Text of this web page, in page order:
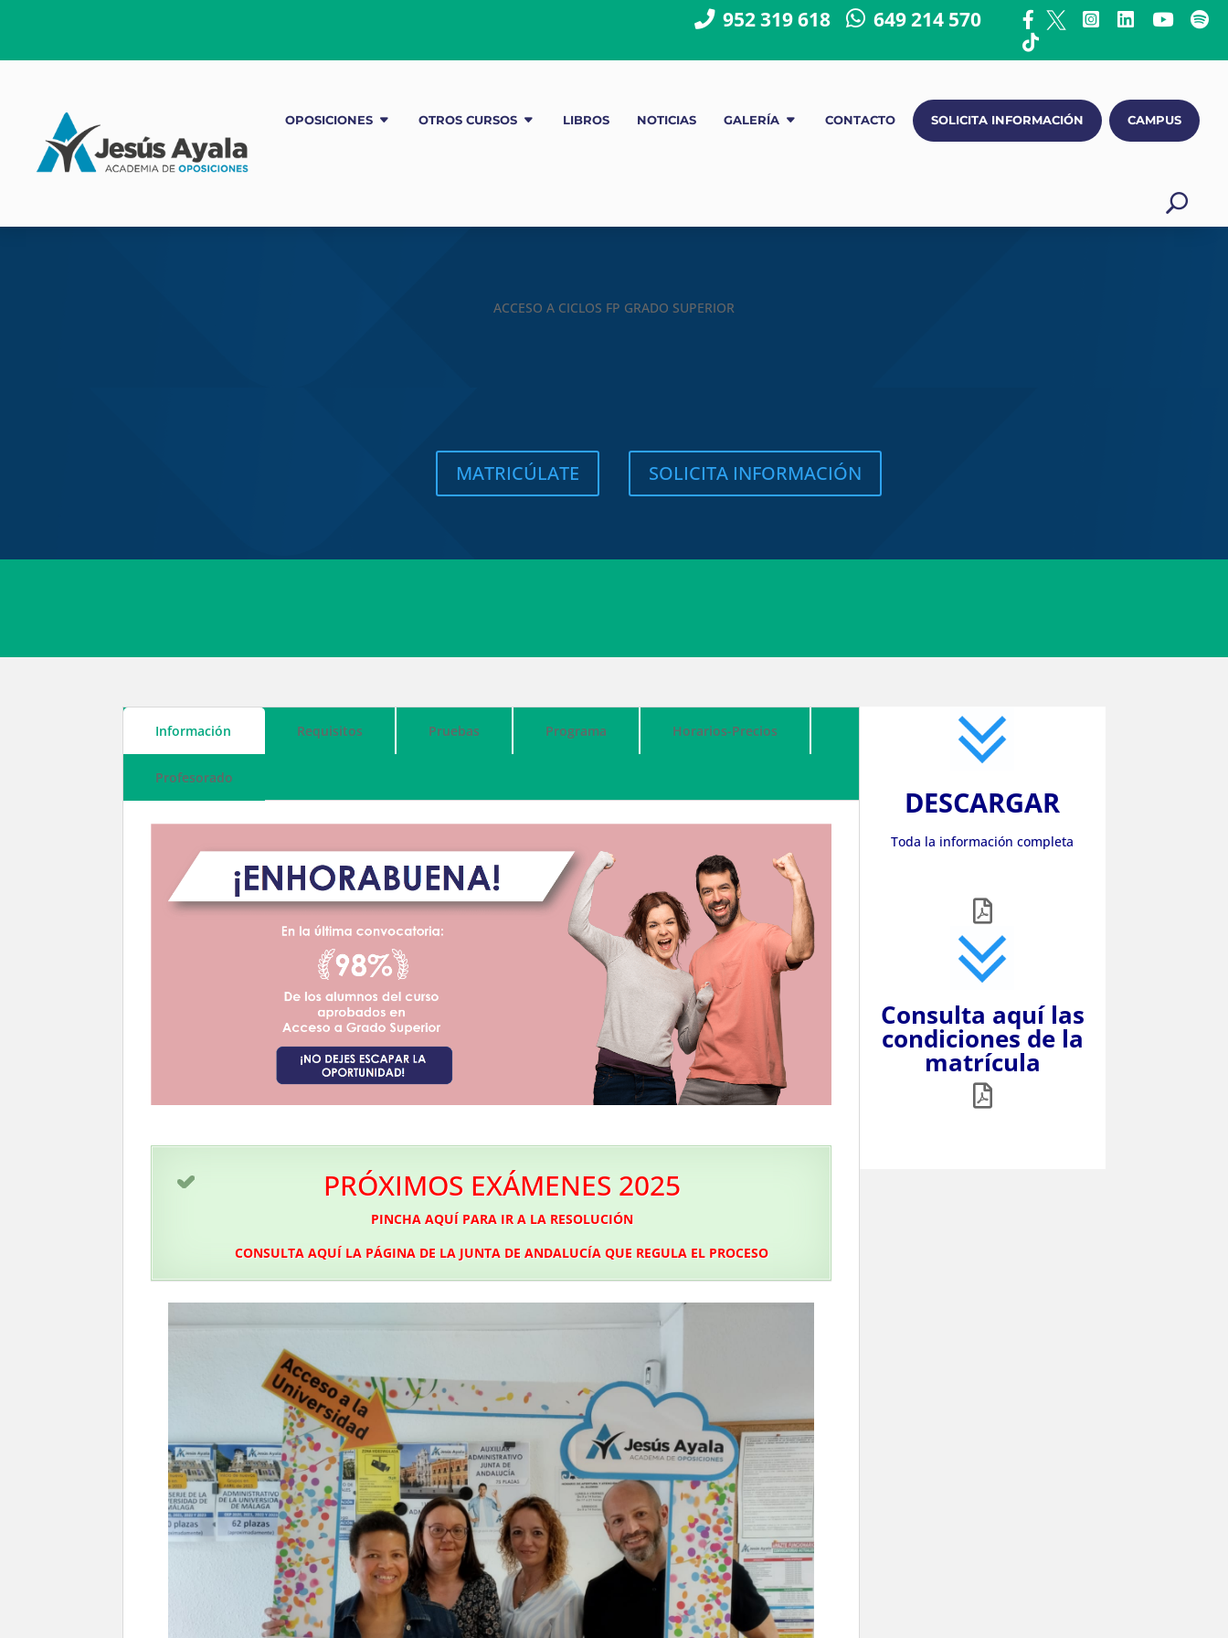
952 319 618 649 214 570
OPOSICIONES OTROS CURSOS LIBROS NOTICIAS GALERÍA CONTACTO SOLICITA INFORMACIÓN CAMPUS
ACCESO A CICLOS FP GRADO SUPERIOR
MATRICÚLATE SOLICITA INFORMACIÓN
Información Requisitos Pruebas Programa Horarios-Precios
Profesorado
PRÓXIMOS EXÁMENES 2025
PINCHA AQUÍ PARA IR A LA RESOLUCIÓN
CONSULTA AQUÍ LA PÁGINA DE LA JUNTA DE ANDALUCÍA QUE REGULA EL PROCESO
DESCARGAR
Toda la información completa
Consulta aquí las
condiciones de la
matrícula